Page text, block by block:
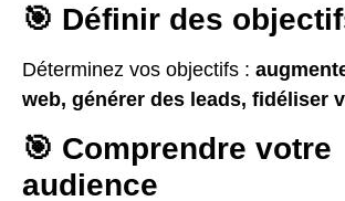
🎯 Définir des
Déterminez vos objectifs :
web, générer des leads, fidéliser
🎯 Comprendre votre
audience